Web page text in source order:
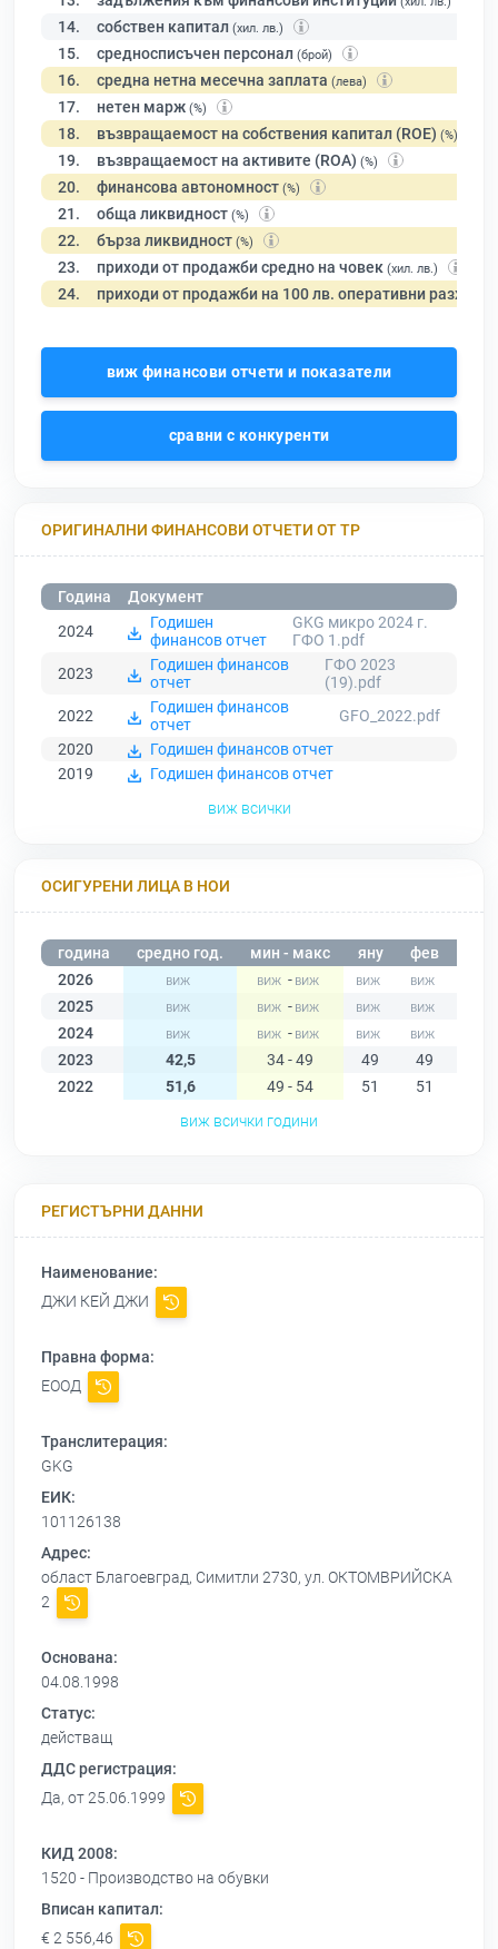
14. собствен капитал (хил. лв.)
15. средносписъчен персонал (брой)
16. средна нетна месечна заплата (лева)
17. нетен марж (%)
18. възвращаемост на собствения капитал (ROE) (%)
19. възвращаемост на активите (ROA) (%)
20. финансова автономност (%)
21. обща ликвидност (%)
22. бърза ликвидност (%)
23. приходи от продажби средно на човек (хил. лв.)
24. приходи от продажби на 100 лв. оперативни разходи
виж финансови отчети и показатели
сравни с конкуренти
ОРИГИНАЛНИ ФИНАНСОВИ ОТЧЕТИ ОТ ТР
Година
Документ
2024
Годишен
финансов отчет
GKG микро 2024 г.
ГФО 1.pdf
2023
Годишен финансов
отчет
ГФО 2023
(19).pdf
2022
Годишен финансов
отчет
GFO_2022.pdf
2020
Годишен финансов отчет
2019
Годишен финансов отчет
виж всички
ОСИГУРЕНИ ЛИЦА В НОИ
година средно год. мин - макс яну фев
2026
-
2025
-
2024
-
2023
42,5 34 - 49 49 49
2022
51,6 49 - 54 51 51
виж всички години
РЕГИСТЪРНИ ДАННИ
Наименование:
ДЖИ КЕЙ ДЖИ
Правна форма:
ЕООД
Транслитерация:
GKG
ЕИК:
101126138
Адрес:
област Благоевград, Симитли 2730, ул. ОКТОМВРИЙСКА
2
Основана:
04.08.1998
Статус:
действащ
ДДС регистрация:
Да, от 25.06.1999
КИД 2008:
1520 - Производство на обувки
Вписан капитал:
€ 2 556,46